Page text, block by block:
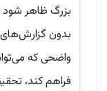
بزرگ ظاهر
بدون
واضحی که
فراهم کند،